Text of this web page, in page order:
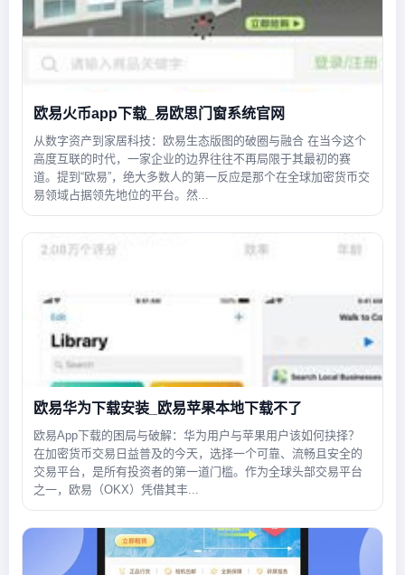
欧易火币app下载_易欧思门窗系统官网
从数字资产到家居科技：欧易生态版图的破圈与融合 在当今这个
高度互联的时代，一家企业的边界往往不再局限于其最初的赛
道。提到“欧易”，绝大多数人的第一反应是那个在全球加密货币交
易领域占据领先地位的平台。然...
欧易华为下载安装_欧易苹果本地下载不了
欧易App下载的困局与破解：华为用户与苹果用户该如何抉择？
在加密货币交易日益普及的今天，选择一个可靠、流畅且安全的
交易平台，是所有投资者的第一道门槛。作为全球头部交易平台
之一，欧易（OKX）凭借其丰...